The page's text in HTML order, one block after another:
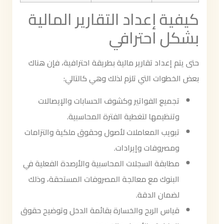
كيفية إعداد التقارير المالية
بشكل احترافي
حتى يتم إعداد تقارير مالية بطريقة احترافية، فإن هناك
بعض الخطوات التي تلزم لذلك وهي كالتالي:
تجميع الفواتير وكشوف الحسابات والإيصالات
وتنظيمها لتغطية الفترة المحاسبية.
تبويب المعاملات لأصول وحقوق ملكية والتزامات
ومصروفات وإيرادات.
مطابقة السجلات المحاسبية والأرصدة الفعلية في
البنوك مع معالجة المصروفات المستحقة، وذلك
لضمان الدقة.
قياس الربح والخسارة بقائمة الدخل وتوضيح حقوق